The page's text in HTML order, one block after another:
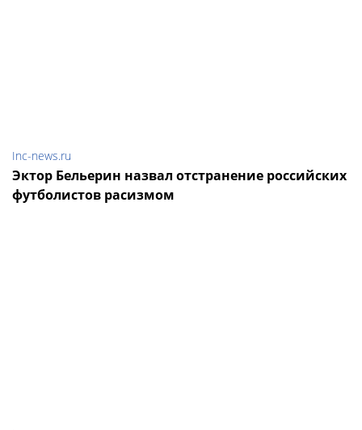
Inc-news.ru
Эктор Бельерин назвал отстранение российских
футболистов расизмом